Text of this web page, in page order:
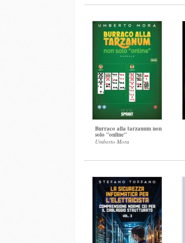
Burraco alla tarzanum non
solo "online"
Umberto Mora